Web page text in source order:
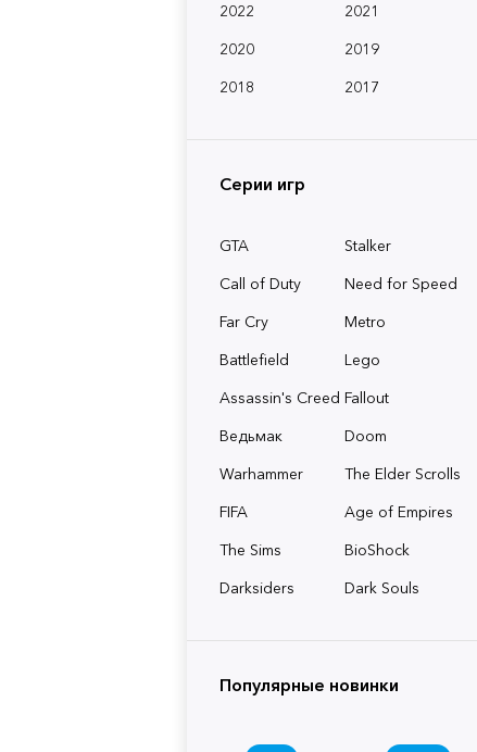
2022
2021
2020
2019
2018
2017
Серии игр
GTA
Stalker
Call of Duty
Need for Speed
Far Cry
Metro
Battlefield
Lego
Assassin's Creed Fallout
Ведьмак
Doom
Warhammer
The Elder Scrolls
FIFA
Age of Empires
The Sims
BioShock
Darksiders
Dark Souls
Популярные новинки